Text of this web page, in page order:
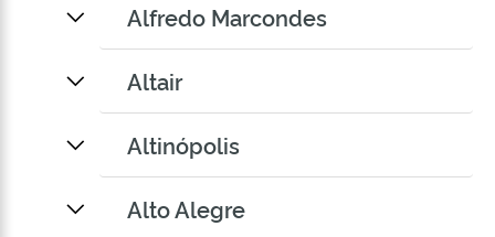
Alfredo Marcondes
Altair
Altinópolis
Alto Alegre